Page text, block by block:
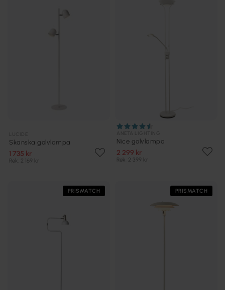
Skanska golvlampa
1 735 kr
Rek. 2 169 kr
Nice golvlampa
2 299 kr
Rek. 2 399 kr
PRISMATCH PRISMATCH